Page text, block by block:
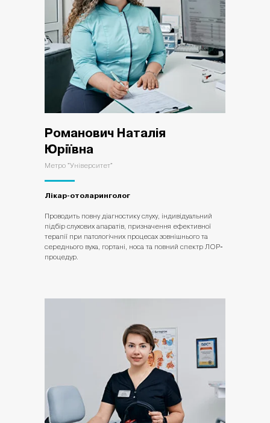
Романович Наталія
Юріївна
Метро "Університет"
Лікар-отоларинголог
Проводить повну діагностику слуху, індивідуальний
підбір слухових апаратів, призначення ефективної
терапії при патологічних процесах зовнішнього та
середнього вуха, гортані, носа та повний спектр ЛОР-
процедур.